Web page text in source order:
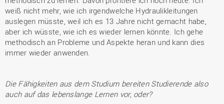
weiß nicht mehr, wie ich irgendwelche Hydraulikleitungen
auslegen müsste, weil ich es 13 Jahre nicht gemacht habe,
aber ich wüsste, wie ich es wieder lernen könnte. Ich gehe
methodisch an Probleme und Aspekte heran und kann dies
immer wieder anwenden.
Die Fähigkeiten aus dem Studium bereiten Studierende also
auch auf das lebenslange Lernen vor, oder?